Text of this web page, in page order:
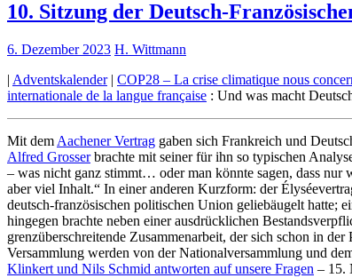
10. Sitzung der Deutsch-
6. Dezember 2023 H. Wittmann
| Adventskalender| COP28 – La crise climatique nous
internationale de la langue française : Und was macht
Mit dem Aachener Vertrag gaben sich Frankreich und
Alfred Grosserbrachte mit seiner für ihn so typischen
– was nicht ganz stimmt… oder man könnte sagen, dass
aber viel Inhalt.“ In einer anderen Kurzform: der
deutsch-französischen politischen Union geliebäugelt hatte;
hingegen brachte neben einer ausdrücklichen
grenzüberschreitende Zusammenarbeit, der sich schon in
Versammlung werden von der Nationalversammlung und
Klinkert und Nils Schmid antworten auf unsere Fragen – 15.